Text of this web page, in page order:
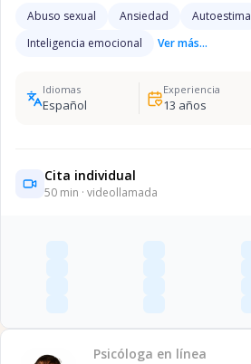
Abuso sexual Ansiedad Autoestima
Inteligencia emocional
Ver más...
Idiomas
Español
Experiencia
13 años
Cita individual
50 min · videollamada
Psicóloga en línea